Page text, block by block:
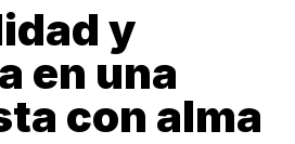
y
en una
con alma